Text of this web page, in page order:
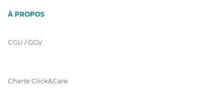
À PROPOS
CGU / GGV
Charte Click&Care